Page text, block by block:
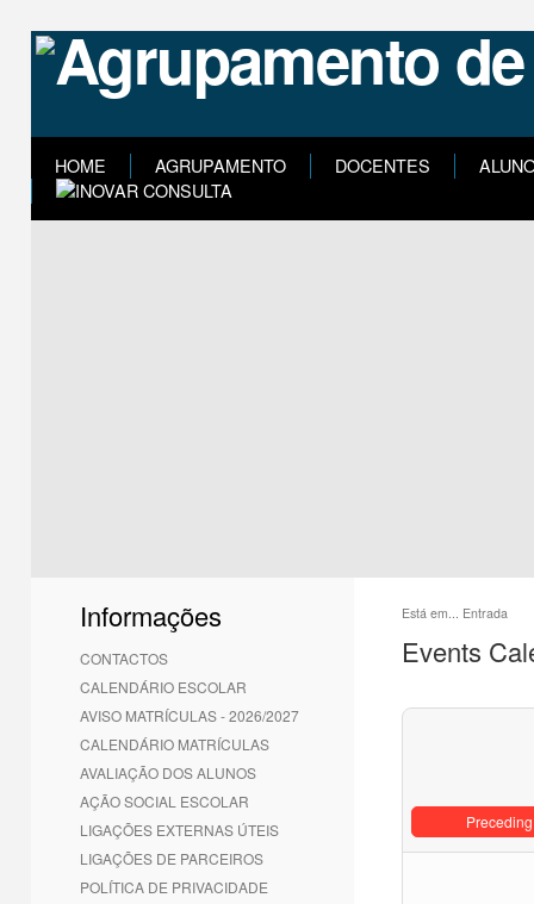
HOME AGRUPAMENTO DOCENTES
Informações
CONTACTOS
CALENDÁRIO ESCOLAR
AVISO MATRÍCULAS - 2026/2027
CALENDÁRIO MATRÍCULAS
AVALIAÇÃO DOS ALUNOS
AÇÃO SOCIAL ESCOLAR
LIGAÇÕES EXTERNAS ÚTEIS
LIGAÇÕES DE PARCEIROS
POLÍTICA DE PRIVACIDADE
Está em... Entrada
Events